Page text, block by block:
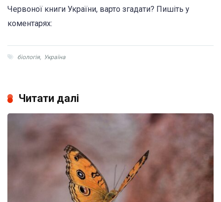
Червоної книги України, варто згадати? Пишіть у
коментарях:
біологія, Україна
Читати далі